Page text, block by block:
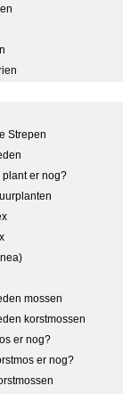
Strepen
plant er nog?
mossen
korstmossen
er nog?
er nog?